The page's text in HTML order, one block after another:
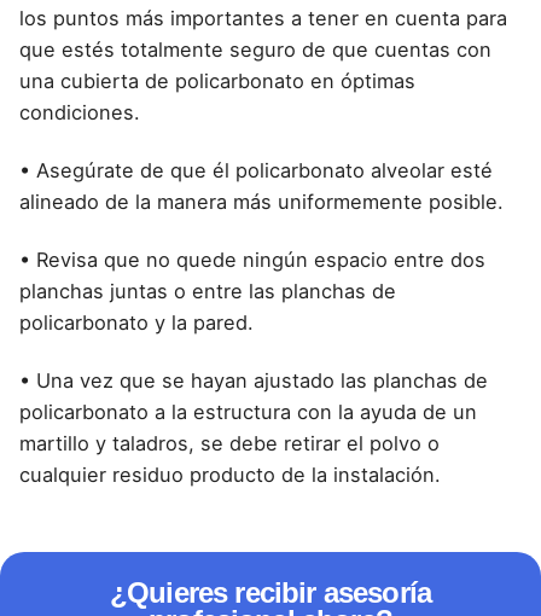
los puntos más importantes a tener en cuenta para
que estés totalmente seguro de que cuentas con
una cubierta de policarbonato en óptimas
condiciones.
• Asegúrate de que él policarbonato alveolar esté
alineado de la manera más uniformemente posible.
• Revisa que no quede ningún espacio entre dos
planchas juntas o entre las planchas de
policarbonato y la pared.
• Una vez que se hayan ajustado las planchas de
policarbonato a la estructura con la ayuda de un
martillo y taladros, se debe retirar el polvo o
cualquier residuo producto de la instalación.
¿Quieres recibir asesoría